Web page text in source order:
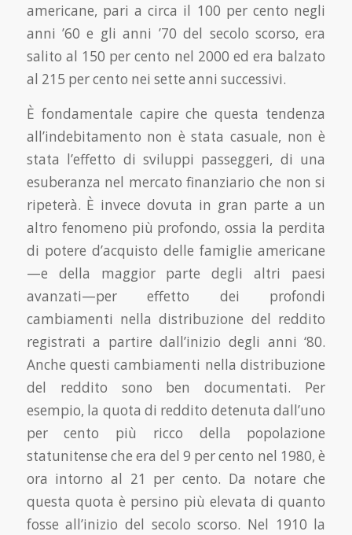
americane, pari a circa il 100 per cento negli
anni ’60 e gli anni ’70 del secolo scorso, era
salito al 150 per cento nel 2000 ed era balzato
al 215 per cento nei sette anni successivi.
È fondamentale capire che questa tendenza
all’indebitamento non è stata casuale, non è
stata l’effetto di sviluppi passeggeri, di una
esuberanza nel mercato finanziario che non si
ripeterà. È invece dovuta in gran parte a un
altro fenomeno più profondo, ossia la perdita
di potere d’ac­quisto delle famiglie americane
—e della maggior parte degli altri paesi
avanzati—per effetto dei profondi
cambiamenti nella distribuzione del reddito
registrati a partire dall’inizio degli anni ‘80.
Anche questi cambiamenti nella distribuzione
del reddito sono ben documentati. Per
esempio, la quota di reddito detenuta dall’uno
per cento più ricco della popolazione
statunitense che era del 9 per cento nel 1980, è
ora intorno al 21 per cento. Da notare che
questa quota è persino più ele­vata di quanto
fosse all’inizio del secolo scorso. Nel 1910 la